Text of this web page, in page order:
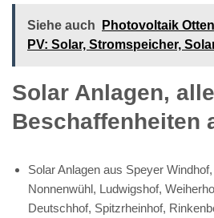
Siehe auch
Photovoltaik
PV️: Solar, Stromspeicher,
Solar Anlagen,
Beschaffenheiten
Solar Anlagen aus Speyer
Nonnenwühl, Ludwigshof,
Deutschhof, Spitzrheinhof,